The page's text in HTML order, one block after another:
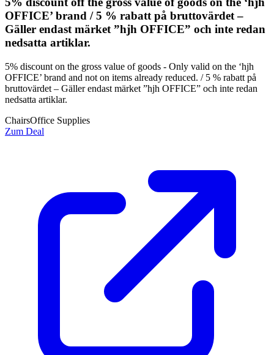
OFFICE’ brand / 5 % rabatt på bruttovärdet –
Gäller endast märket ”hjh OFFICE” och inte redan
nedsatta artiklar.
5% discount on the gross value of goods - Only valid on the ‘hjh
OFFICE’ brand and not on items already reduced. / 5 % rabatt på
bruttovärdet – Gäller endast märket ”hjh OFFICE” och inte redan
nedsatta artiklar.
ChairsOffice Supplies
Zum Deal